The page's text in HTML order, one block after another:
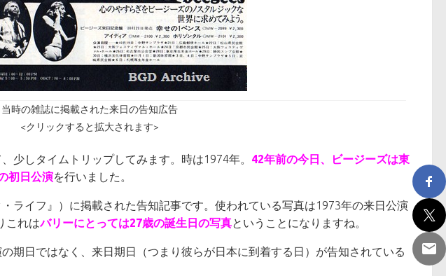
当時の雑誌に掲載された来日の告知広告
<クリックすると拡大されます>
少しタイムトリップしてみます。時は1974年。 42年前の今日、ビージーズは東
初日公演を行いました。
ライフ』）に掲載された告知記事です。使われている写真は1973年の来日公演
これはバリーにとっては27歳の誕生日の写真ということになりますね。
期日ではなく、来日期日（つまり彼らが日本に到着する日）が告知されている